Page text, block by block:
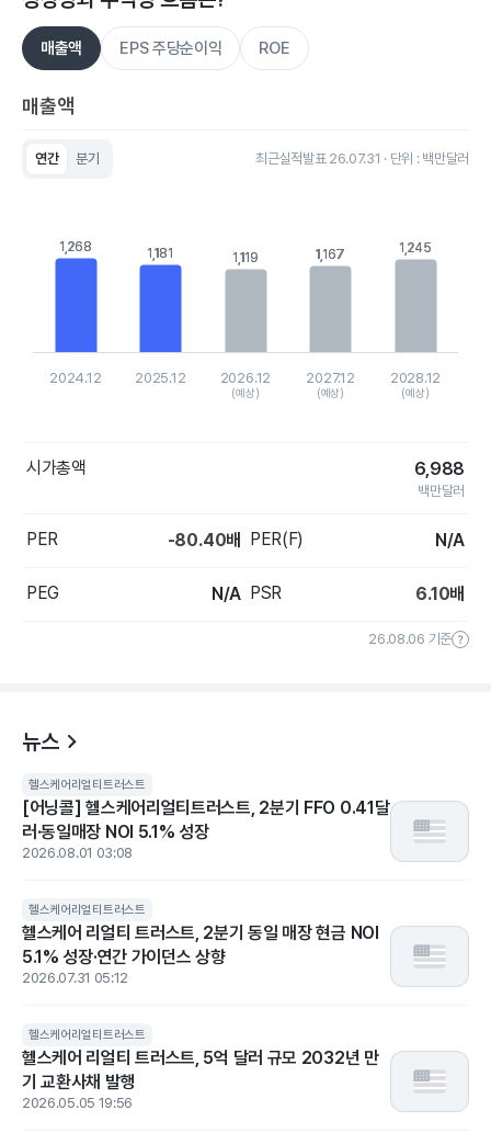
매출액 EPS 주당순이익 ROE
매출액
연간 분기 최근실적발표 26.07.31 · 단위 : 백만달러
The chart has 1 X axis displaying categories.
The chart has 1 Y axis displaying values. Data ranges from
1,268
1,268 1,181
1,181 1,119
1,119 1,167
1,167 1,245
1,245
2024.12 2025.12 2026.12
(예상)
2027.12
(예상)
2028.12
(예상)
시가총액 6,988
백만달러
PER -80.40배 PER(F) N/A
PEG N/A PSR 6.10배
26.08.06 기준
뉴스
헬스케어리얼티트러스트
[어닝콜] 헬스케어리얼티트러스트, 2분기 FFO 0.41달
러·동일매장 NOI 5.1% 성장
2026.08.01 03:08
헬스케어리얼티트러스트
헬스케어 리얼티 트러스트, 2분기 동일 매장 현금 NOI
5.1% 성장·연간 가이던스 상향
2026.07.31 05:12
헬스케어리얼티트러스트
헬스케어 리얼티 트러스트, 5억 달러 규모 2032년 만
기 교환사채 발행
2026.05.05 19:56